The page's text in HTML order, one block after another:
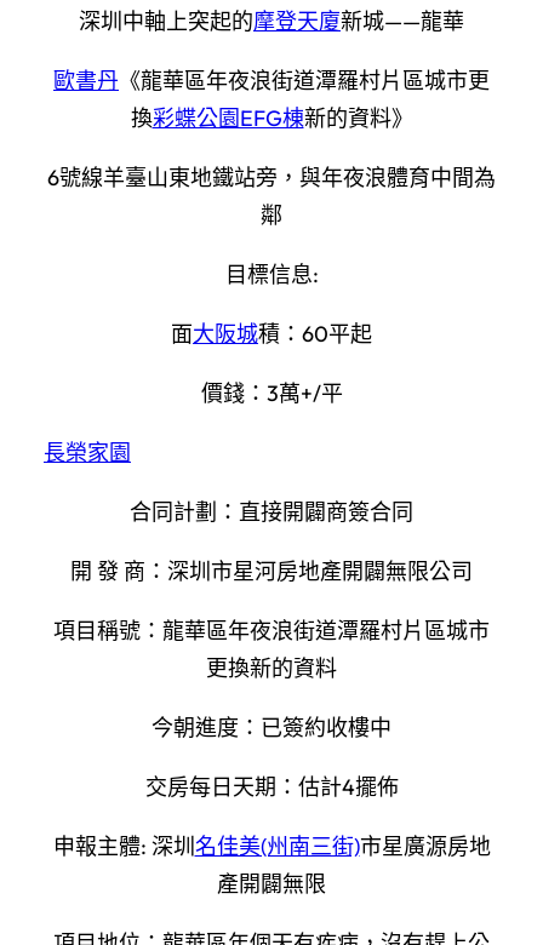
深圳中軸上突起的摩登天廈新城——龍華
歐書丹 《龍華區年夜浪街道潭羅村片區城市更
換彩蝶公園EFG棟新的資料》
6號線羊臺山東地鐵站旁，與年夜浪體育中間為
鄰
目標信息:
面大阪城積：60平起
價錢：3萬+/平
長榮家園
合同計劃：直接開闢商簽合同
開 發 商：深圳市星河房地產開闢無限公司
項目稱號：龍華區年夜浪街道潭羅村片區城市
更換新的資料
今朝進度：已簽約收樓中
交房每日天期：估計4擺佈
申報主體: 深圳 名佳美(州南三街)市星廣源房地
產開闢無限